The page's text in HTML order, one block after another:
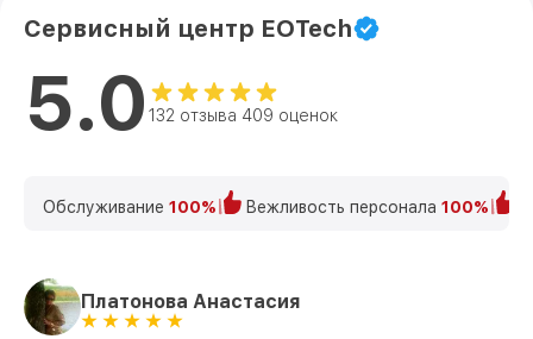
Сервисный центр EOTech
5.0 132 отзыва 409 оценок
Обслуживание 100% Вежливость персонала 100%
Платонова Анастасия